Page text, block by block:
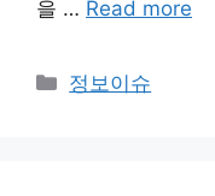
을 … Read more
Categories
정보이슈